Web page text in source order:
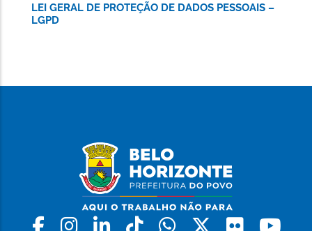
LEI GERAL DE PROTEÇÃO DE DADOS PESSOAIS –
LGPD
Facebook
Instagram
LinkedinTiktokWhatsapp
X Flickr